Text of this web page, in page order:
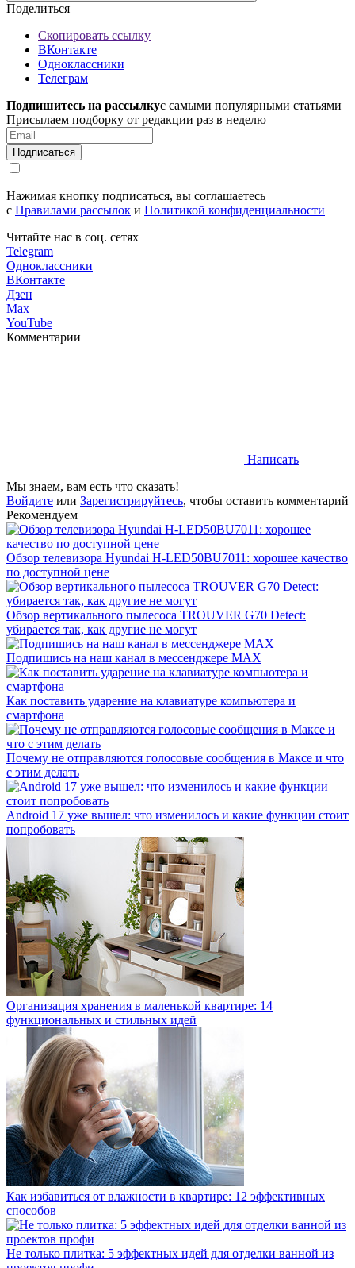
Поделиться
Скопировать ссылку
ВКонтакте
Одноклассники
Телеграм
Подпишитесь на рассылкус самыми популярными статьями
Присылаем подборку от редакции раз в неделю
Подписаться
Нажимая кнопку подписаться, вы соглашаетесь
с Правилами рассылок и Политикой конфиденциальности
Читайте нас в соц. сетях
Telegram
Одноклассники
ВКонтакте
Дзен
Max
YouTube
Комментарии
Написать
Мы знаем, вам есть что сказать!
Войдите или Зарегистрируйтесь, чтобы оставить комментарий
Рекомендуем
Обзор телевизора Hyundai H-LED50BU7011: хорошее качество
по доступной цене
Обзор вертикального пылесоса TROUVER G70 Detect:
убирается так, как другие не могут
Подпишись на наш канал в мессенджере МАХ
Как поставить ударение на клавиатуре компьютера и
смартфона
Почему не отправляются голосовые сообщения в Максе и что
с этим делать
Android 17 уже вышел: что изменилось и какие функции стоит
попробовать
Организация хранения в маленькой квартире: 14
функциональных и стильных идей
Как избавиться от влажности в квартире: 12 эффективных
способов
Не только плитка: 5 эффектных идей для отделки ванной из